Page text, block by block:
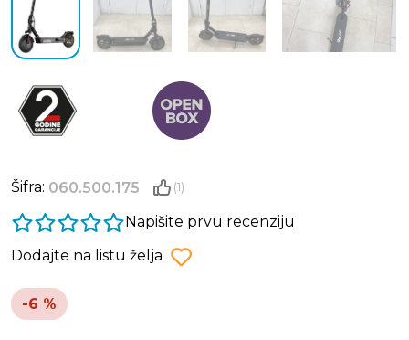
Šifra: 060.500.175 (1)
Napišite prvu recenziju
Dodajte na listu želja
-6 %